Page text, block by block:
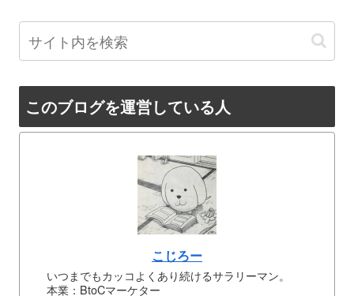
このブログを運営している人
こじろー
いつまでもカッコよくあり続けるサラリーマン。
本業：BtoCマーケター